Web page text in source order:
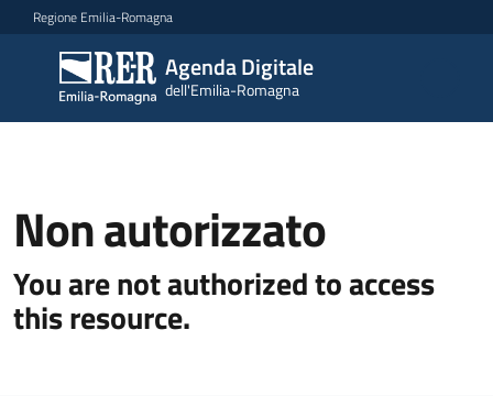
Vai al contenuto
Vai alla navigazione
Vai al footer
Regione Emilia-Romagna
Agenda Digitale
dell'Emilia-Romagna
Agenda
Digitale
dell'Emilia-
Novità
Strategia
Non autorizzato
You are not authorized to access
this resource.